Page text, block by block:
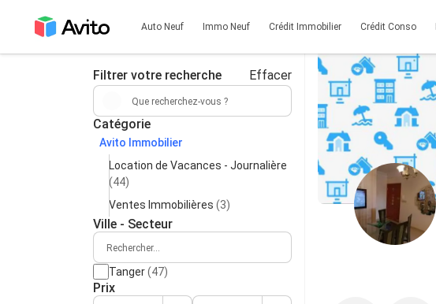
Auto Neuf Immo Neuf Crédit Immobilier Crédit Conso
Filtrer votre recherche Effacer
Catégorie
Avito Immobilier
Location de Vacances - Journalière
(44)
Ventes Immobilières (3)
Ville - Secteur
Tanger(47)
Prix